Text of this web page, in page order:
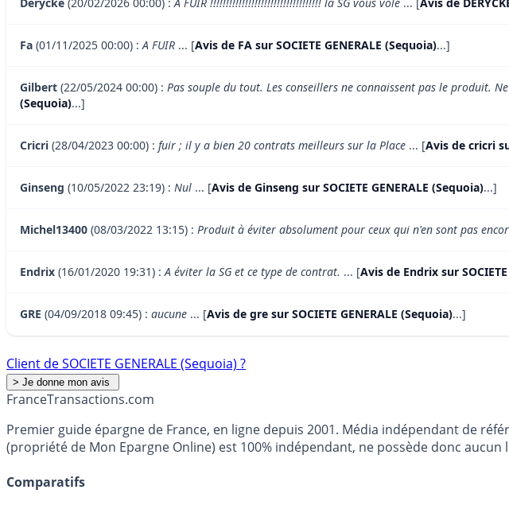
Derycke (20/02/2026 00:00) :A FUIR !!!!!!!!!!!!!!!!!!!!!!!!!!!!!!!!!!! la SG vous vole ... [Avis de
Fa (01/11/2025 00:00) :A FUIR ... [Avis de FA sur SOCIETE GENERALE (Sequoia)...]
Gilbert (22/05/2024 00:00) : Pas souple du tout. Les conseillers ne connaissent pas le produit.
(Sequoia)...]
Cricri (28/04/2023 00:00) : fuir ; il y a bien 20 contrats meilleurs sur la Place ... [Avis de cricri
Ginseng (10/05/2022 23:19) : Nul ... [Avis de Ginseng sur SOCIETE GENERALE (Sequoia)...]
Michel13400 (08/03/2022 13:15) : Produit à éviter absolument pour ceux qui n'en sont pas
Endrix (16/01/2020 19:31) :A éviter la SG et ce type de contrat. ... [Avis de Endrix sur
GRE (04/09/2018 09:45) : aucune ... [Avis de gre sur SOCIETE GENERALE (Sequoia)...]
Client de SOCIETE GENERALE (Sequoia) ?
FranceTransactions.com
Premier guide épargne de France, en ligne depuis 2001. Média indépendant de
(propriété de Mon Epargne Online) est 100% indépendant, ne possède donc
Comparatifs